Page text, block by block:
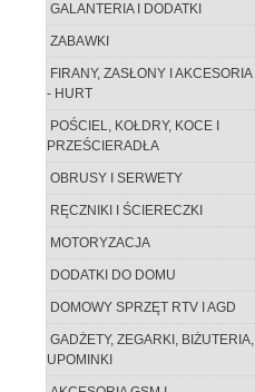
GALANTERIA I DODATKI
ZABAWKI
FIRANY, ZASŁONY I AKCESORIA
- HURT
POŚCIEL, KOŁDRY, KOCE I
PRZEŚCIERADŁA
OBRUSY I SERWETY
RĘCZNIKI I ŚCIERECZKI
MOTORYZACJA
DODATKI DO DOMU
DOMOWY SPRZĘT RTV I AGD
GADŻETY, ZEGARKI, BIŻUTERIA,
UPOMINKI